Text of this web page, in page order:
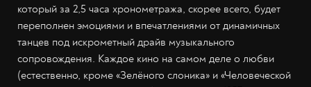
который за 2,5 часа хронометража, скорее всего, будет
переполнен эмоциями и впечатлениями от динамичных
танцев под искрометный драйв музыкального
сопровождения. Каждое кино на самом деле о любви
(естественно, кроме «Зелёного слоника» и «Человеческой